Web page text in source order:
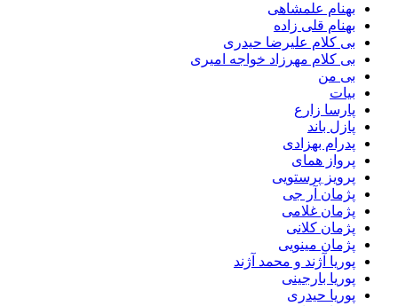
بهنام علمشاهی
بهنام قلی زاده
بی کلام علیرضا حیدری
بی کلام مهرزاد خواجه امیری
بی من
بیات
پارسا زارع
پازل باند
پدرام بهزادی
پرواز همای
پرویز پرستویی
پژمان آر جی
پژمان غلامی
پژمان کلانی
پژمان مینویی
پوریا آژند و محمد آژند
پوریا بارجینی
پوریا حیدری